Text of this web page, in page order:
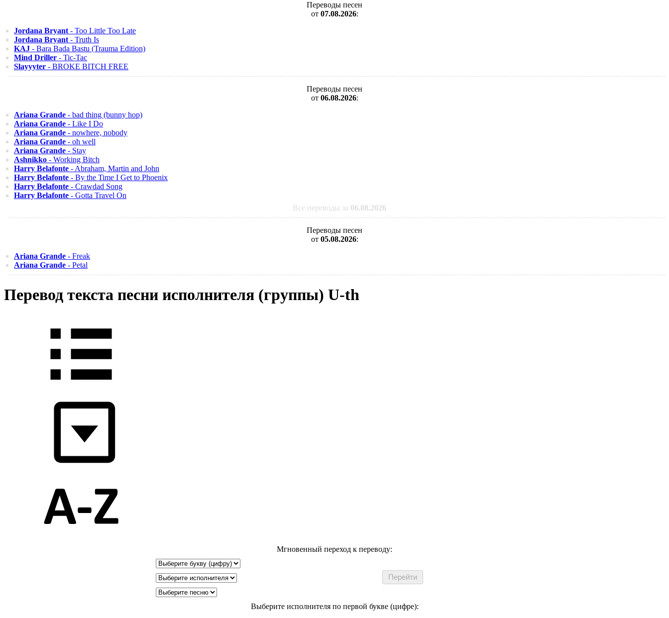
Переводы песен
от 07.08.2026:
Jordana Bryant - Too Little Too Late
Jordana Bryant - Truth Is
KAJ - Bara Bada Bastu (Trauma Edition)
Mind Driller - Tic-Tac
Slayyyter - BROKE BITCH FREE
Переводы песен
от 06.08.2026:
Ariana Grande - bad thing (bunny hop)
Ariana Grande - Like I Do
Ariana Grande - nowhere, nobody
Ariana Grande - oh well
Ariana Grande - Stay
Ashnikko - Working Bitch
Harry Belafonte - Abraham, Martin and John
Harry Belafonte - By the Time I Get to Phoenix
Harry Belafonte - Crawdad Song
Harry Belafonte - Gotta Travel On
Все переводы за 06.08.2026
Переводы песен
от 05.08.2026:
Ariana Grande - Freak
Ariana Grande - Petal
Перевод текста песни исполнителя (группы) U-th
Мгновенный переход к переводу:
Выберите исполнителя по первой букве (цифре):